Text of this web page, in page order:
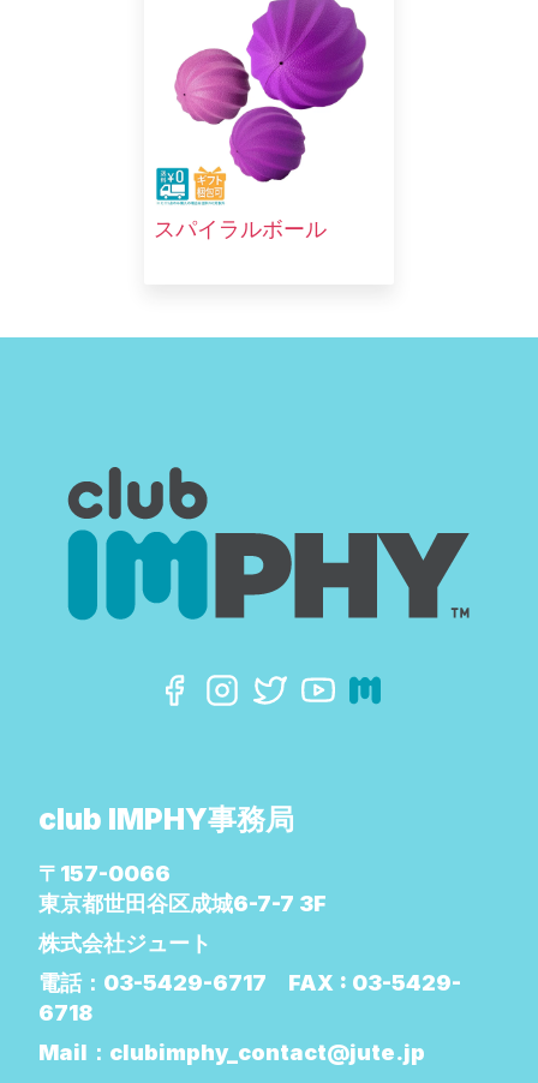
スパイラルボール
club IMPHY事務局
〒157-0066
東京都世田谷区成城6-7-7 3F
株式会社ジュート
電話： 03-5429-6717 FAX : 03-5429-
6718
Mail： clubimphy_contact@jute.jp